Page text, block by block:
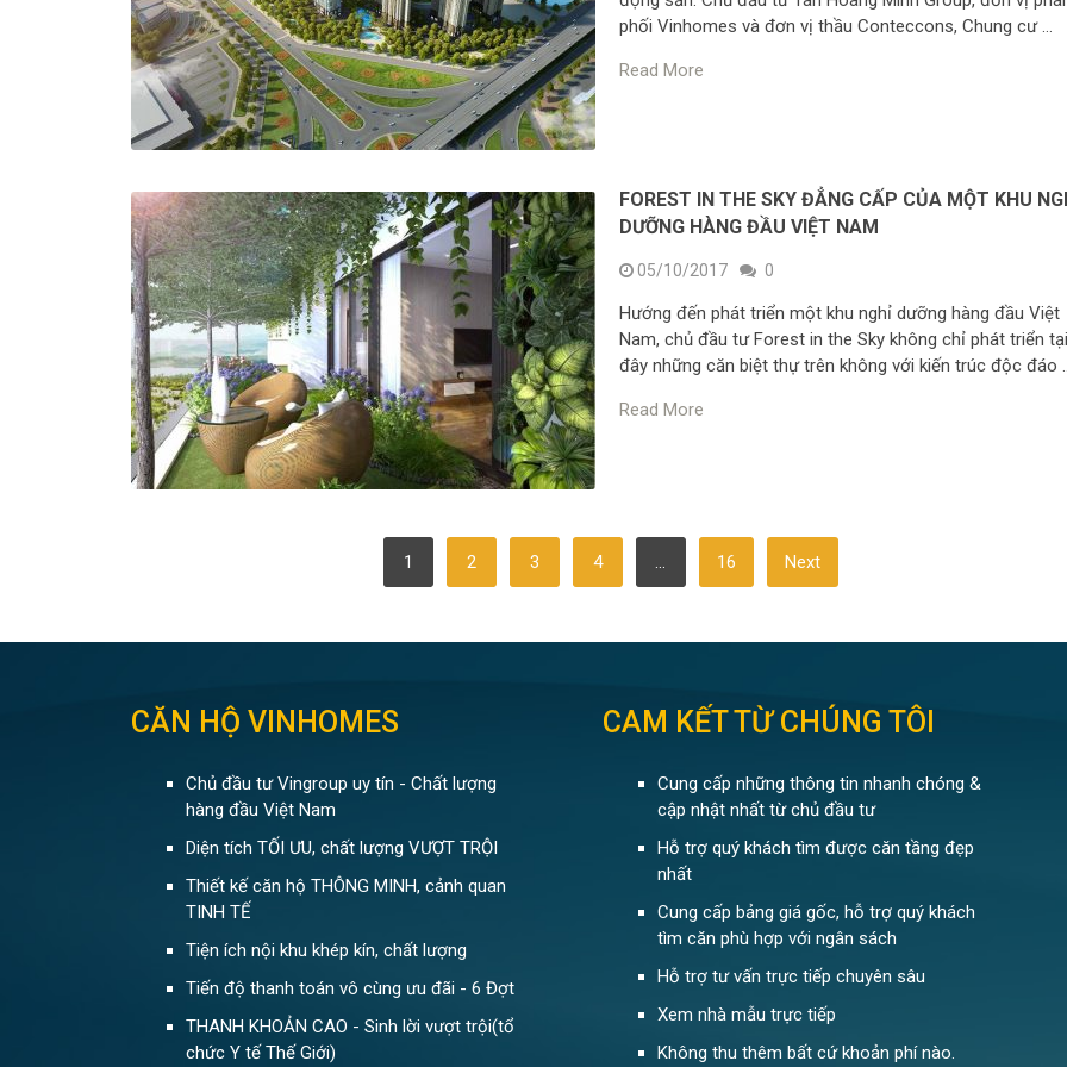
phối Vinhomes và đơn vị thầu Conteccons, Chung cư …
Read More
FOREST IN THE SKY ĐẲNG CẤP CỦA MỘT KHU
DƯỠNG HÀNG ĐẦU VIỆT NAM
05/10/2017 0
Hướng đến phát triển một khu nghỉ dưỡng hàng đầu Việt
Nam, chủ đầu tư Forest in the Sky không chỉ phát triển tại
đây những căn biệt thự trên không với kiến trúc độc đáo
Read More
1 2 3 4 … 16 Next
CĂN HỘ VINHOMES
Chủ đầu tư Vingroup uy tín - Chất lượng
hàng đầu Việt Nam
Diện tích TỐI ƯU, chất lượng VƯỢT TRỘI
Thiết kế căn hộ THÔNG MINH, cảnh quan
TINH TẾ
Tiện ích nội khu khép kín, chất lượng
Tiến độ thanh toán vô cùng ưu đãi - 6 Đợt
THANH KHOẢN CAO - Sinh lời vượt trội(tổ
chức Y tế Thế Giới)
CAM KẾT TỪ CHÚNG TÔI
Cung cấp những thông tin nhanh chóng &
cập nhật nhất từ chủ đầu tư
Hỗ trợ quý khách tìm được căn tầng đẹp
nhất
Cung cấp bảng giá gốc, hỗ trợ quý khách
tìm căn phù hợp với ngân sách
Hỗ trợ tư vấn trực tiếp chuyên sâu
Xem nhà mẫu trực tiếp
Không thu thêm bất cứ khoản phí nào.